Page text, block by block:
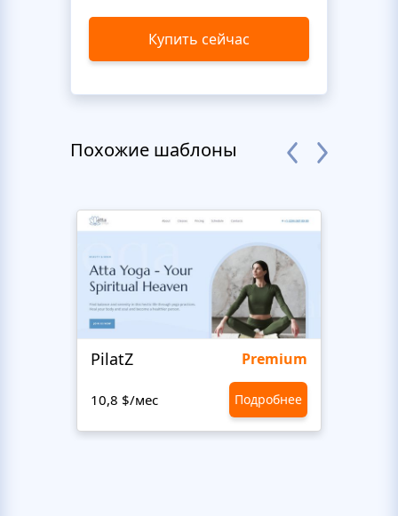
Купить сейчас
Похожие шаблоны
PilatZ Premium
10,8 $/мес Подробнее